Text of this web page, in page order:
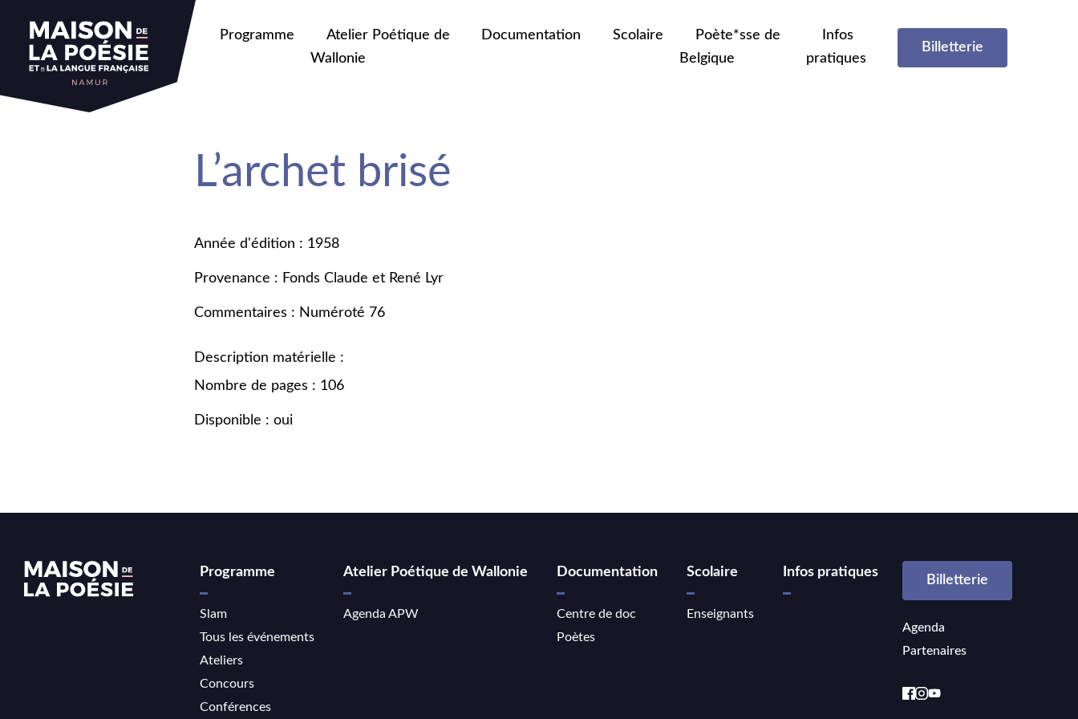
Programme
Atelier Poétique de
Wallonie
Documentation Scolaire
Poète*sse de
Belgique
Infos
pratiques
Billetterie
L’archet brisé
Année d'édition : 1958
Provenance : Fonds Claude et René Lyr
Commentaires : Numéroté 76
Description matérielle :
Nombre de pages : 106
Disponible : oui
Programme
Slam
Tous les événements
Ateliers
Concours
Conférences
Atelier Poétique de Wallonie
Agenda APW
Documentation
Centre de doc
Poètes
Scolaire
Enseignants
Infos pratiques
Billetterie
Agenda
Partenaires